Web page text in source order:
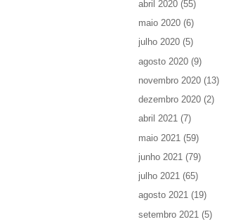
abril 2020 (55)
maio 2020 (6)
julho 2020 (5)
agosto 2020 (9)
novembro 2020 (13)
dezembro 2020 (2)
abril 2021 (7)
maio 2021 (59)
junho 2021 (79)
julho 2021 (65)
agosto 2021 (19)
setembro 2021 (5)